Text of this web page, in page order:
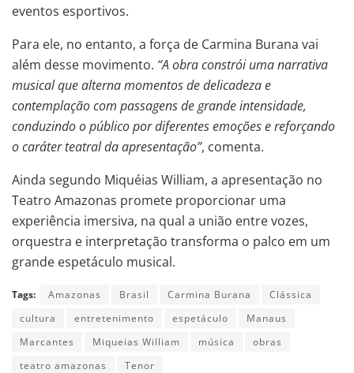
eventos esportivos.
Para ele, no entanto, a força de Carmina Burana vai
além desse movimento. “A obra constrói uma narrativa
musical que alterna momentos de delicadeza e
contemplação com passagens de grande intensidade,
conduzindo o público por diferentes emoções e reforçando
o caráter teatral da apresentação”, comenta.
Ainda segundo Miquéias William, a apresentação no
Teatro Amazonas promete proporcionar uma
experiência imersiva, na qual a união entre vozes,
orquestra e interpretação transforma o palco em um
grande espetáculo musical.
Tags: Amazonas Brasil Carmina Burana
Clássica
cultura
entretenimento espetáculo
Manaus
Marcantes
Miqueias William música
obras
teatro amazonas
Tenor